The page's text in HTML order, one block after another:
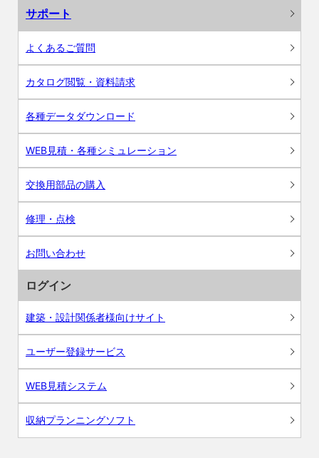
サポート
よくあるご質問
カタログ閲覧・資料請求
各種データダウンロード
WEB見積・各種シミュレーション
交換用部品の購入
修理・点検
お問い合わせ
ログイン
建築・設計関係者様向けサイト
ユーザー登録サービス
WEB見積システム
収納プランニングソフト